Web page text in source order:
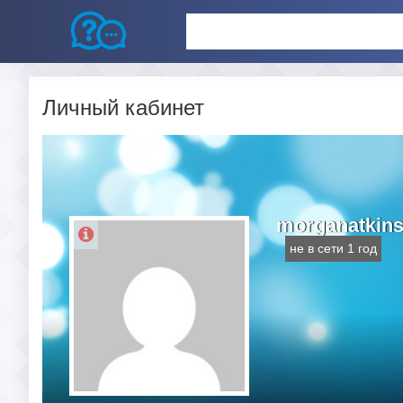
Личный кабинет
не в сети 1 год